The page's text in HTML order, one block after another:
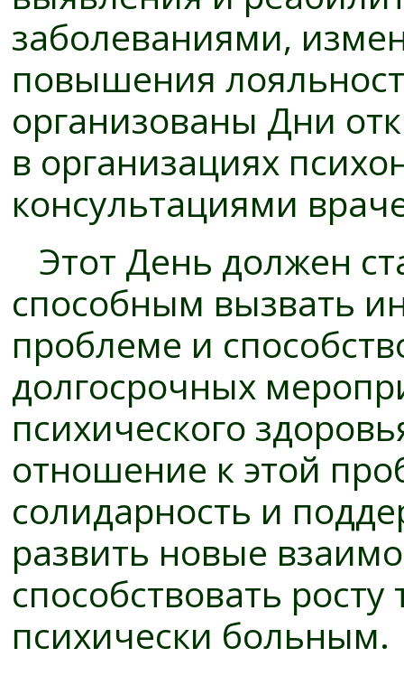
заболеваниями,
повышения
организованы Дни
в организациях
консультациями
Этот День должен
способным вызвать
проблеме и
долгосрочных
психического
отношение к этой
солидарность и
развить новые
способствовать
психически больным.